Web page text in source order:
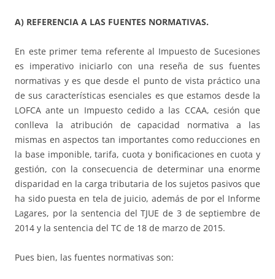
A) REFERENCIA A LAS FUENTES NORMATIVAS.
En este primer tema referente al Impuesto de Sucesiones
es imperativo iniciarlo con una reseña de sus fuentes
normativas y es que desde el punto de vista práctico una
de sus características esenciales es que estamos desde la
LOFCA ante un Impuesto cedido a las CCAA, cesión que
conlleva la atribución de capacidad normativa a las
mismas en aspectos tan importantes como reducciones en
la base imponible, tarifa, cuota y bonificaciones en cuota y
gestión, con la consecuencia de determinar una enorme
disparidad en la carga tributaria de los sujetos pasivos que
ha sido puesta en tela de juicio, además de por el Informe
Lagares, por la sentencia del TJUE de 3 de septiembre de
2014 y la sentencia del TC de 18 de marzo de 2015.
Pues bien, las fuentes normativas son: